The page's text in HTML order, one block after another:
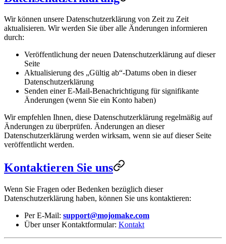
Wir können unsere Datenschutzerklärung von Zeit zu Zeit
aktualisieren. Wir werden Sie über alle Änderungen informieren
durch:
Veröffentlichung der neuen Datenschutzerklärung auf dieser
Seite
Aktualisierung des „Gültig ab“-Datums oben in dieser
Datenschutzerklärung
Senden einer E-Mail-Benachrichtigung für signifikante
Änderungen (wenn Sie ein Konto haben)
Wir empfehlen Ihnen, diese Datenschutzerklärung regelmäßig auf
Änderungen zu überprüfen. Änderungen an dieser
Datenschutzerklärung werden wirksam, wenn sie auf dieser Seite
veröffentlicht werden.
Kontaktieren Sie uns
Wenn Sie Fragen oder Bedenken bezüglich dieser
Datenschutzerklärung haben, können Sie uns kontaktieren:
Per E-Mail: support@mojomake.com
Über unser Kontaktformular: Kontakt